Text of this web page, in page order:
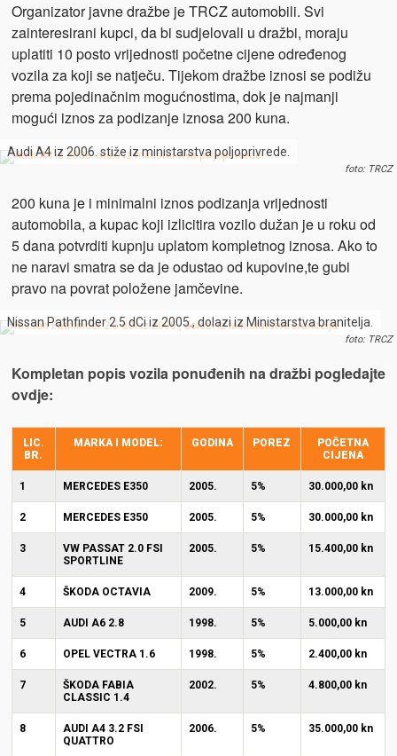
Organizator javne dražbe je TRCZ automobili. Svi
zainteresirani kupci, da bi sudjelovali u dražbi, moraju
uplatiti 10 posto vrijednosti početne cijene određenog
vozila za koji se natječu. Tijekom dražbe iznosi se podižu
prema pojedinačnim mogućnostima, dok je najmanji
mogući iznos za podizanje iznosa 200 kuna.
Audi A4 iz 2006. stiže iz ministarstva poljoprivrede.
foto: TRCZ
200 kuna je i minimalni iznos podizanja vrijednosti
automobila, a kupac koji izlicitira vozilo dužan je u roku od
5 dana potvrditi kupnju uplatom kompletnog iznosa. Ako to
ne naravi smatra se da je odustao od kupovine,te gubi
pravo na povrat položene jamčevine.
Nissan Pathfinder 2.5 dCi iz 2005., dolazi iz Ministarstva branitelja.
foto: TRCZ
Kompletan popis vozila ponuđenih na dražbi pogledajte
ovdje:
LIC.
BR.
MARKA I MODEL: GODINA POREZ
POČETNA
CIJENA
1 MERCEDES E350 2005. 5% 30.000,00 kn
2 MERCEDES E350 2005. 5% 30.000,00 kn
3
VW PASSAT 2.0 FSI
SPORTLINE
2005. 5% 15.400,00 kn
4 ŠKODA OCTAVIA 2009. 5% 13.000,00 kn
5 AUDI A6 2.8 1998. 5% 5.000,00 kn
6 OPEL VECTRA 1.6 1998. 5% 2.400,00 kn
7
ŠKODA FABIA
CLASSIC 1.4
2002. 5% 4.800,00 kn
8
AUDI A4 3.2 FSI
QUATTRO
2006. 5% 35.000,00 kn